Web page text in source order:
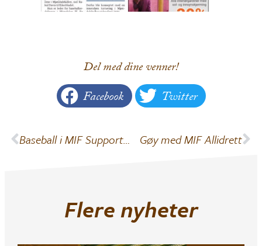
Del med dine venner!
Facebook Twitter
Baseball i MIF Supporterbua Gøy med MIF Allidrett
Flere nyheter